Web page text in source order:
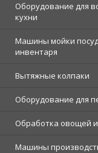
Оборудование для
кухни
Машины мойки
инвентаря
Вытяжные колпаки
Оборудование для
Обработка овощей
Машины